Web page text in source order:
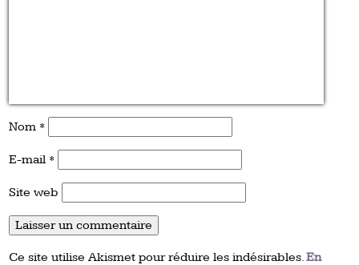
Nom *
E-mail *
Site web
Ce site utilise Akismet pour réduire les indésirables.En